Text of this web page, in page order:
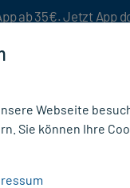
ab 35€. Jetzt App
Webseite
Sie können Ihre